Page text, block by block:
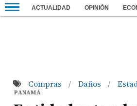
ACTUALIDAD OPINIÓN
Compras / Daños /
PANAMÁ